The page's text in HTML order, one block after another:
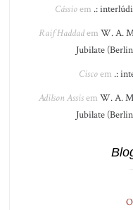
Cássioem .:
Raif Haddadem W. A.
Jubilate
Ciscoem .:
Adilson Assisem W. A.
Jubilate